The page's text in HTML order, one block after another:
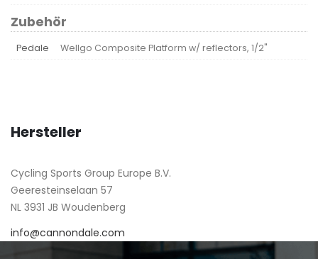
Zubehör
Pedale Wellgo Composite Platform w/ reflectors, 1/2"
Hersteller
Cycling Sports Group Europe B.V.
Geeresteinselaan 57
NL 3931 JB Woudenberg
info@cannondale.com